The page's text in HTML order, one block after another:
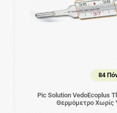
84
Pic Solution VedoEcoplus
Θερμόμετρο Χωρίς